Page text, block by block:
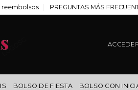
reembolsos PREGUNTAS MÁS
BOLSO DE FIESTA BOLSO CON